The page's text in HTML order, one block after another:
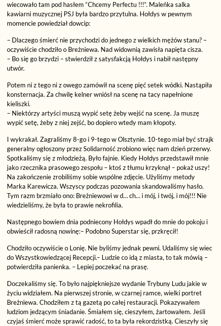
wiecowało tam pod hasłem “Chcemy Perfectu !!!”. Maleńka salka
kawiarni muzycznej PSJ była bardzo przytulna. Hołdys w pewnym
momencie powiedział dowcip:
– Dlaczego śmierć nie przychodzi do jednego z wielkich mężów stanu? –
oczywiście chodziło o Breżniewa. Nad widownią zawisła napięta cisza.
– Bo się go brzydzi – stwierdził z satysfakcją Hołdys i nabił następny
utwór.
Potem ni z tego ni z owego zamówił na scenę pięć setek wódki. Nastąpiła
konsternacja. Za chwilę kelner wniósł na scenę na tacy napełnione
kieliszki.
– Niektórzy artyści muszą wypić setę żeby wejść na scenę. Ja muszę
wypić setę, żeby z niej zejść, bo dopiero wtedy mam kłopoty.
I wykrakał. Zagraliśmy 8-go i 9-tego w Olsztynie. 10-tego miał być strajk
generalny ogłoszony przez Solidarność zrobiono więc nam dzień przerwy.
Spotkaliśmy się z młodzieżą. Było fajnie. Kiedy Hołdys przedstawił mnie
jako rzecznika prasowego zespołu – ktoś z tłumu krzyknął – pokaż uszy!
Na zakończenie zrobiliśmy sobie wspólne zdjęcie. Użyliśmy metody
Marka Karewicza. Wszyscy podczas pozowania skandowaliśmy hasło.
Tym razm brzmiało ono: Breżniewowi w d… ch… i mój, i twój, i mój!!! Nie
wiedzieliśmy, że była to prawie nekrofilia.
Następnego bowiem dnia podniecony Hołdys wpadł do mnie do pokoju i
obwieścił radosną nowinę:– Podobno Superstar się, przkręcił!
Chodziło oczywiście o Lonię. Nie byliśmy jednak pewni. Udaliśmy się wiec
do Wszystkowiedzącej Recepcji.– Ludzie co idą z miasta, to tak mówią –
potwierdziła panienka. – Lepiej poczekać na prasę.
Doczekaliśmy się. To było najpiękniejsze wydanie Trybuny Ludu jakie w
życiu widziałem. Na pierwszej stronie, w czarnej ramce, wielki portret
Breżniewa. Chodziłem z tą gazetą po całej restauracji. Pokazywałem
ludziom jedzącym śniadanie. Śmiałem się, cieszyłem, żartowałem. Jeśli
czyjaś śmierć może sprawić radość, to ta była rekordzistką. Cieszyły się